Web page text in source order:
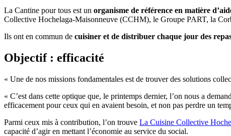
La Cantine pour tous est un organisme de référence en matière
Collective Hochelaga-Maisonneuve (CCHM), le Groupe PART, la
Ils ont en commun de cuisiner et de distribuer chaque jour des
Objectif : efficacité
« Une de nos missions fondamentales est de trouver des solutions
« C’est dans cette optique que, le printemps dernier, l’on nous a
efficacement pour ceux qui en avaient besoin, et non pas perdre un
Parmi ceux mis à contribution, l’on trouve La Cuisine Collective
capacité d’agir en mettant l’économie au service du social.